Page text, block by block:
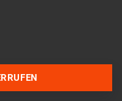
Über WhatsApp schreiben